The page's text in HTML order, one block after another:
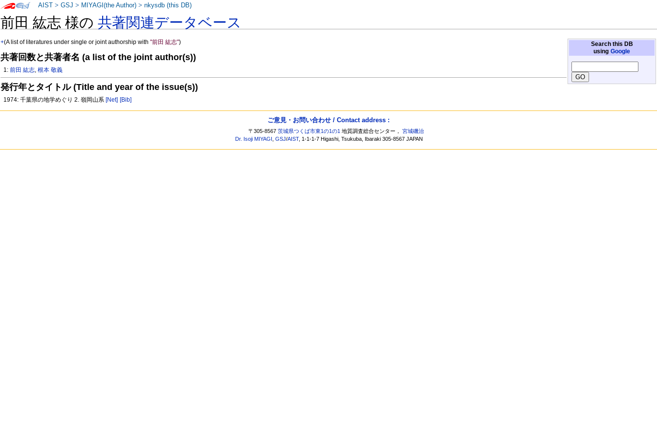
前田 紘志 様の共著関連データベース
Search this DB
using Google
+(A list of literatures under single or joint authorship with"前田 紘志")
共著回数と共著者名 (a list of the joint author(s))
1:前田 紘志,根本 敬義
発行年とタイトル (Title and year of the issue(s))
1974: 千葉県の地学めぐり 2. 嶺岡山系 [Net] [Bib]
AIST >GSJ > MIYAGI(the Author) >nkysdb (this DB)
ご意見・お問い合わせ / Contact address :
〒305-8567茨城県つくば市東1の1の1 地質調査総合センター，宮城磯治
Dr. Isoji MIYAGI ,GSJ/AIST, 1-1-1-7 Higashi, Tsukuba, Ibaraki 305-8567 JAPAN